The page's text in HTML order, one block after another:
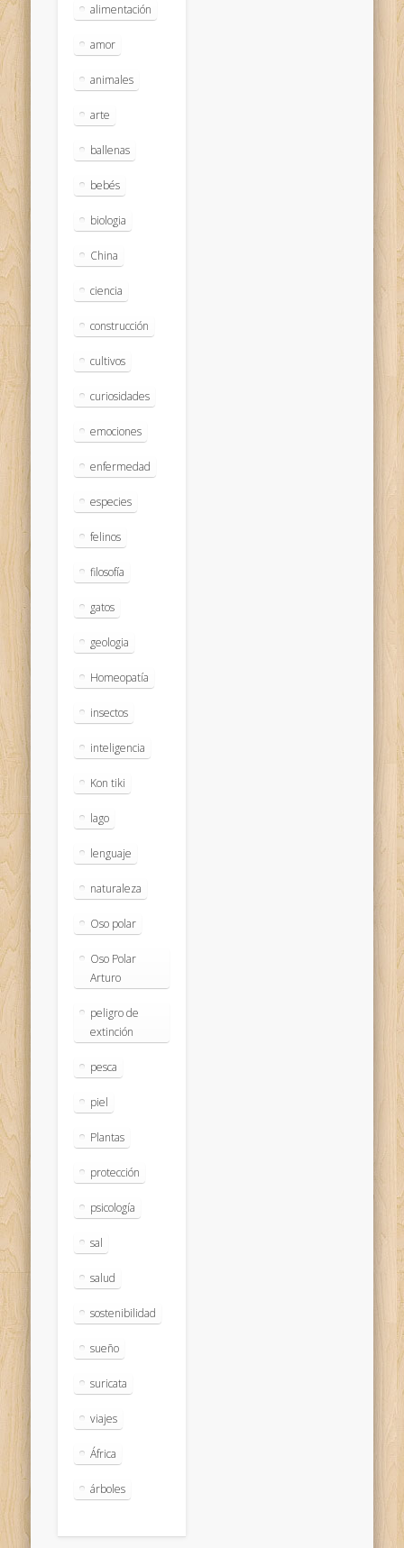
alimentación
amor
animales
arte
ballenas
bebés
biologia
China
ciencia
construcción
cultivos
curiosidades
emociones
enfermedad
especies
felinos
filosofía
gatos
geologia
Homeopatía
insectos
inteligencia
Kon tiki
lago
lenguaje
naturaleza
Oso polar
Oso Polar
Arturo
peligro de
extinción
pesca
piel
Plantas
protección
psicología
sal
salud
sostenibilidad
sueño
suricata
viajes
África
árboles